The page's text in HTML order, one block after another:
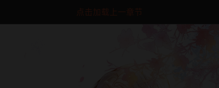
点击加载上一章节